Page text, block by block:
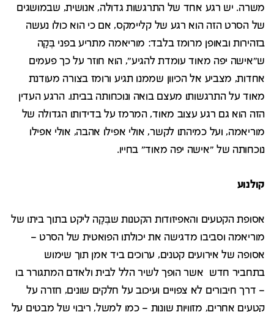
משרה. יש רגע אחד של התרגשות גדולה, אנושית, שבמושגים
של הסרט הזה הוא רגע של קליימקס, אם כי הוא כולו נעשה
בזהירות ובאופן מרומז בלבד: מוריאמה מתריע בפני בֶּקָה
ש"אישה יפה מאוד עומדת להגיע", הוא חוזר על כך פעמים
אחדות, מצביע אל הכיוון שממנו תגיע ורומז בצורה מעודנת
מאוד על התרגשותו מעצם בואה ונוכחותה בביתו. הרגע העדין
הזה הוא גם רגע עצוב מאוד, המרמז על בדידותו הגדולה של
מוריאמה, ועל כמיהתו לקשר, אולי אפילו אהבה, אולי אפילו
נוכחותה של "אישה יפה מאוד" בחייו.
קולנוע
אסופת הקטעים והאפיזודות הקטנות שבֶּקָה ליקט בתוך ביתו של
מוריאמה וסביבו מדגישה את יכולתו הפואטית של הסרט –
אסופה של אירועים קטנים, ערוכים ביד אמן תוך שימוש
בתחביר חדש אשר הופך לשיר הלל לבית ולאדם המתגורר בו
– דרך חיבורים לא צפויים ועיכוב על חלקים שונים, חזרה על
קטעים אחרים, מזוויות שונות – כמו למשל, ריבוי של מבטים על